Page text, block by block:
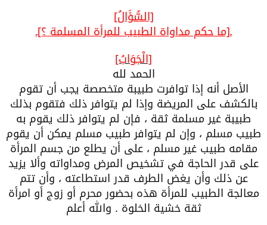
[السُّؤَالُ]
ـ[ما حكم مداواة الطبيب للمرأة المسلمة ؟]ـ
[الْجَوَابُ]
الحمد لله
الأصل أنه إذا توافرت طبيبة متخصصة يجب أن تقوم
بالكشف على المريضة وإذا لم يتوافر ذلك فتقوم بذلك
طبيبة غير مسلمة ثقة ، فإن لم يتوافر ذلك يقوم به
طبيب مسلم ، وإن لم يتوافر طبيب مسلم يمكن أن يقوم
مقامه طبيب غير مسلم ، على أن يطلع من جسم المرأة
على قدر الحاجة في تشخيص المرض ومداواته وألا يزيد
عن ذلك وأن يغض الطرف قدر استطاعته ، وأن تتم
معالجة الطبيب للمرأة هذه بحضور محرم أو زوج أو امرأة
ثقة خشية الخلوة . والله أعلم